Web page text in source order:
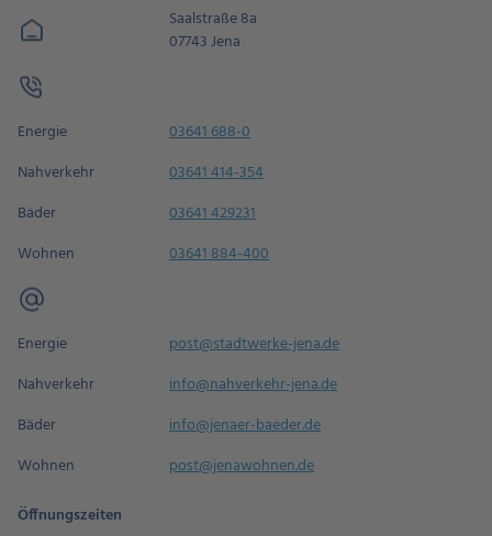
Saalstraße 8a
07743 Jena
Energie
03641 688-0
Nahverkehr
03641 414-354
Bäder
03641 429231
Wohnen
03641 884-400
Energie
post@stadtwerke-jena.de
Nahverkehr
info@nahverkehr-jena.de
Bäder
info@jenaer-baeder.de
Wohnen
post@jenawohnen.de
Öffnungszeiten